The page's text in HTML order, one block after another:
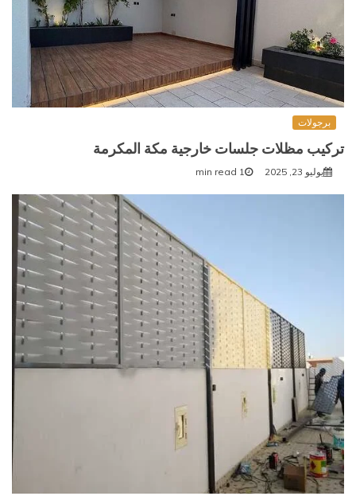
برجولات
تركيب مظلات جلسات خارجية مكة المكرمة
يوليو 23, 2025 1 min read